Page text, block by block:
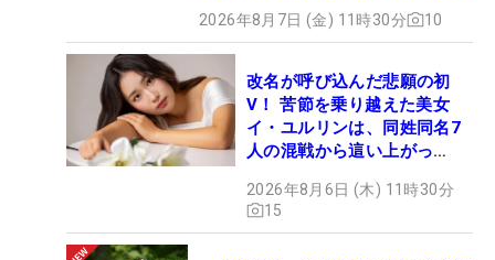
2026年8月7日 (金) 11時30分 10
改名が呼び込んだ悲願の初
V！ 苦節を乗り越えた美女
イ・ユルリンは、同姓同名7
人の混戦から這い上がっ
2026年8月6日 (木) 11時30分
15